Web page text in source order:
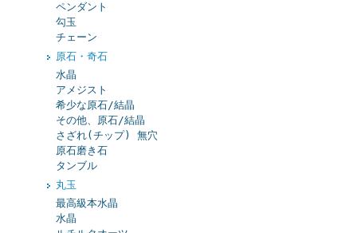
ペンダント
勾玉
チェーン
原石・奇石
水晶
アメジスト
希少な原石/結晶
その他、原石/結晶
さざれ(チップ) 無穴
原石磨き石
タンブル
丸玉
最高級本水晶
水晶